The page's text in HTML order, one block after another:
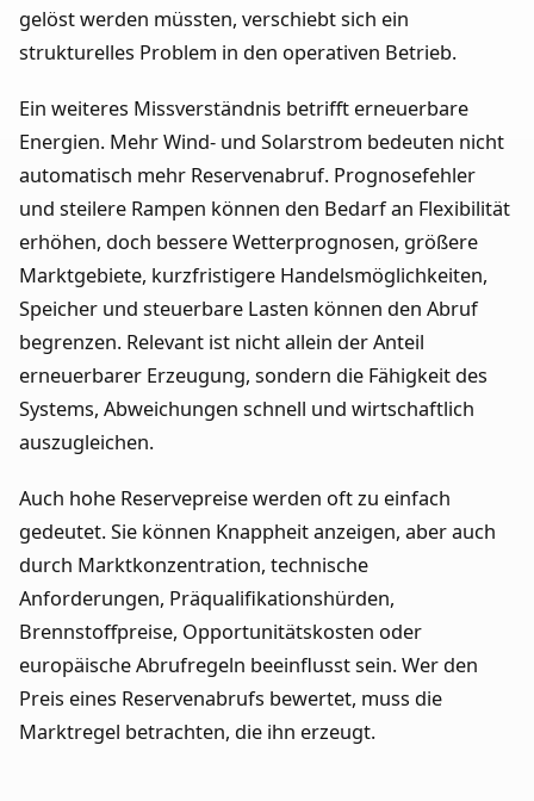
gelöst werden müssten, verschiebt sich ein
strukturelles Problem in den operativen Betrieb.
Ein weiteres Missverständnis betrifft erneuerbare
Energien. Mehr Wind- und Solarstrom bedeuten nicht
automatisch mehr Reservenabruf. Prognosefehler
und steilere Rampen können den Bedarf an Flexibilität
erhöhen, doch bessere Wetterprognosen, größere
Marktgebiete, kurzfristigere Handelsmöglichkeiten,
Speicher und steuerbare Lasten können den Abruf
begrenzen. Relevant ist nicht allein der Anteil
erneuerbarer Erzeugung, sondern die Fähigkeit des
Systems, Abweichungen schnell und wirtschaftlich
auszugleichen.
Auch hohe Reservepreise werden oft zu einfach
gedeutet. Sie können Knappheit anzeigen, aber auch
durch Marktkonzentration, technische
Anforderungen, Präqualifikationshürden,
Brennstoffpreise, Opportunitätskosten oder
europäische Abrufregeln beeinflusst sein. Wer den
Preis eines Reservenabrufs bewertet, muss die
Marktregel betrachten, die ihn erzeugt.